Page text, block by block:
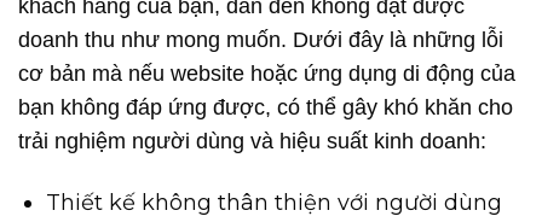
khách hàng của bạn, dẫn đến không đạt được
doanh thu như mong muốn. Dưới đây là những lỗi
cơ bản mà nếu website hoặc ứng dụng di động của
bạn không đáp ứng được, có thể gây khó khăn cho
trải nghiệm người dùng và hiệu suất kinh doanh:
Thiết kế không thân thiện với người dùng